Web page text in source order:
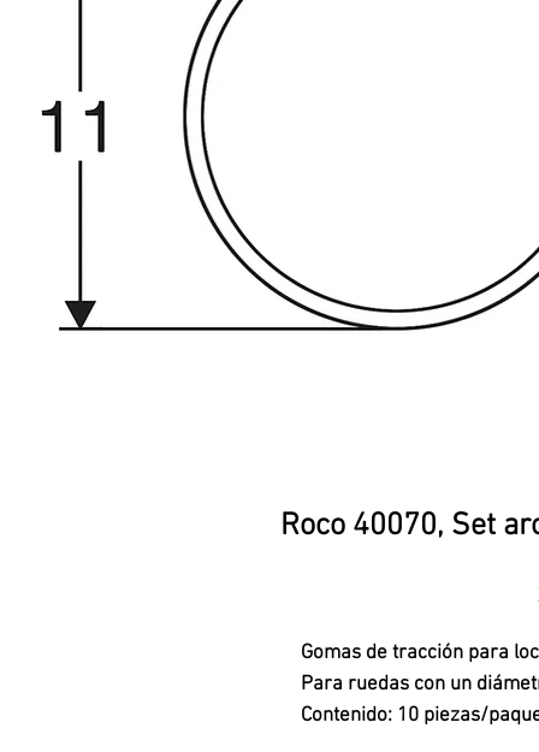
Roco 40070, Set
Gomas de tracción para
Para ruedas con un
Contenido: 10 piezas/